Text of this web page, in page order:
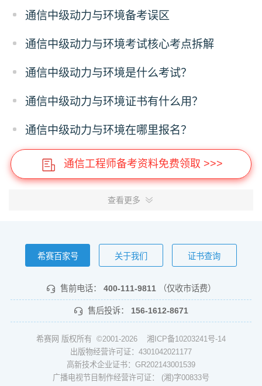
通信中级动力与环境备考误区
通信中级动力与环境考试核心考点拆解
通信中级动力与环境是什么考试？
通信中级动力与环境证书有什么用？
通信中级动力与环境在哪里报名？
通信工程师备考资料免费领取 >>>
查看更多
希赛百家号 关于我们 证书查询
售前电话： 400-111-9811 （仅收市话费）
售后投诉： 156-1612-8671
希赛网 版权所有 ©2001-2026 湘ICP备10203241号-14
出版物经营许可证：4301042021177
高新技术企业证书：GR202143001539
广播电视节目制作经营许可证： (湘)字00833号